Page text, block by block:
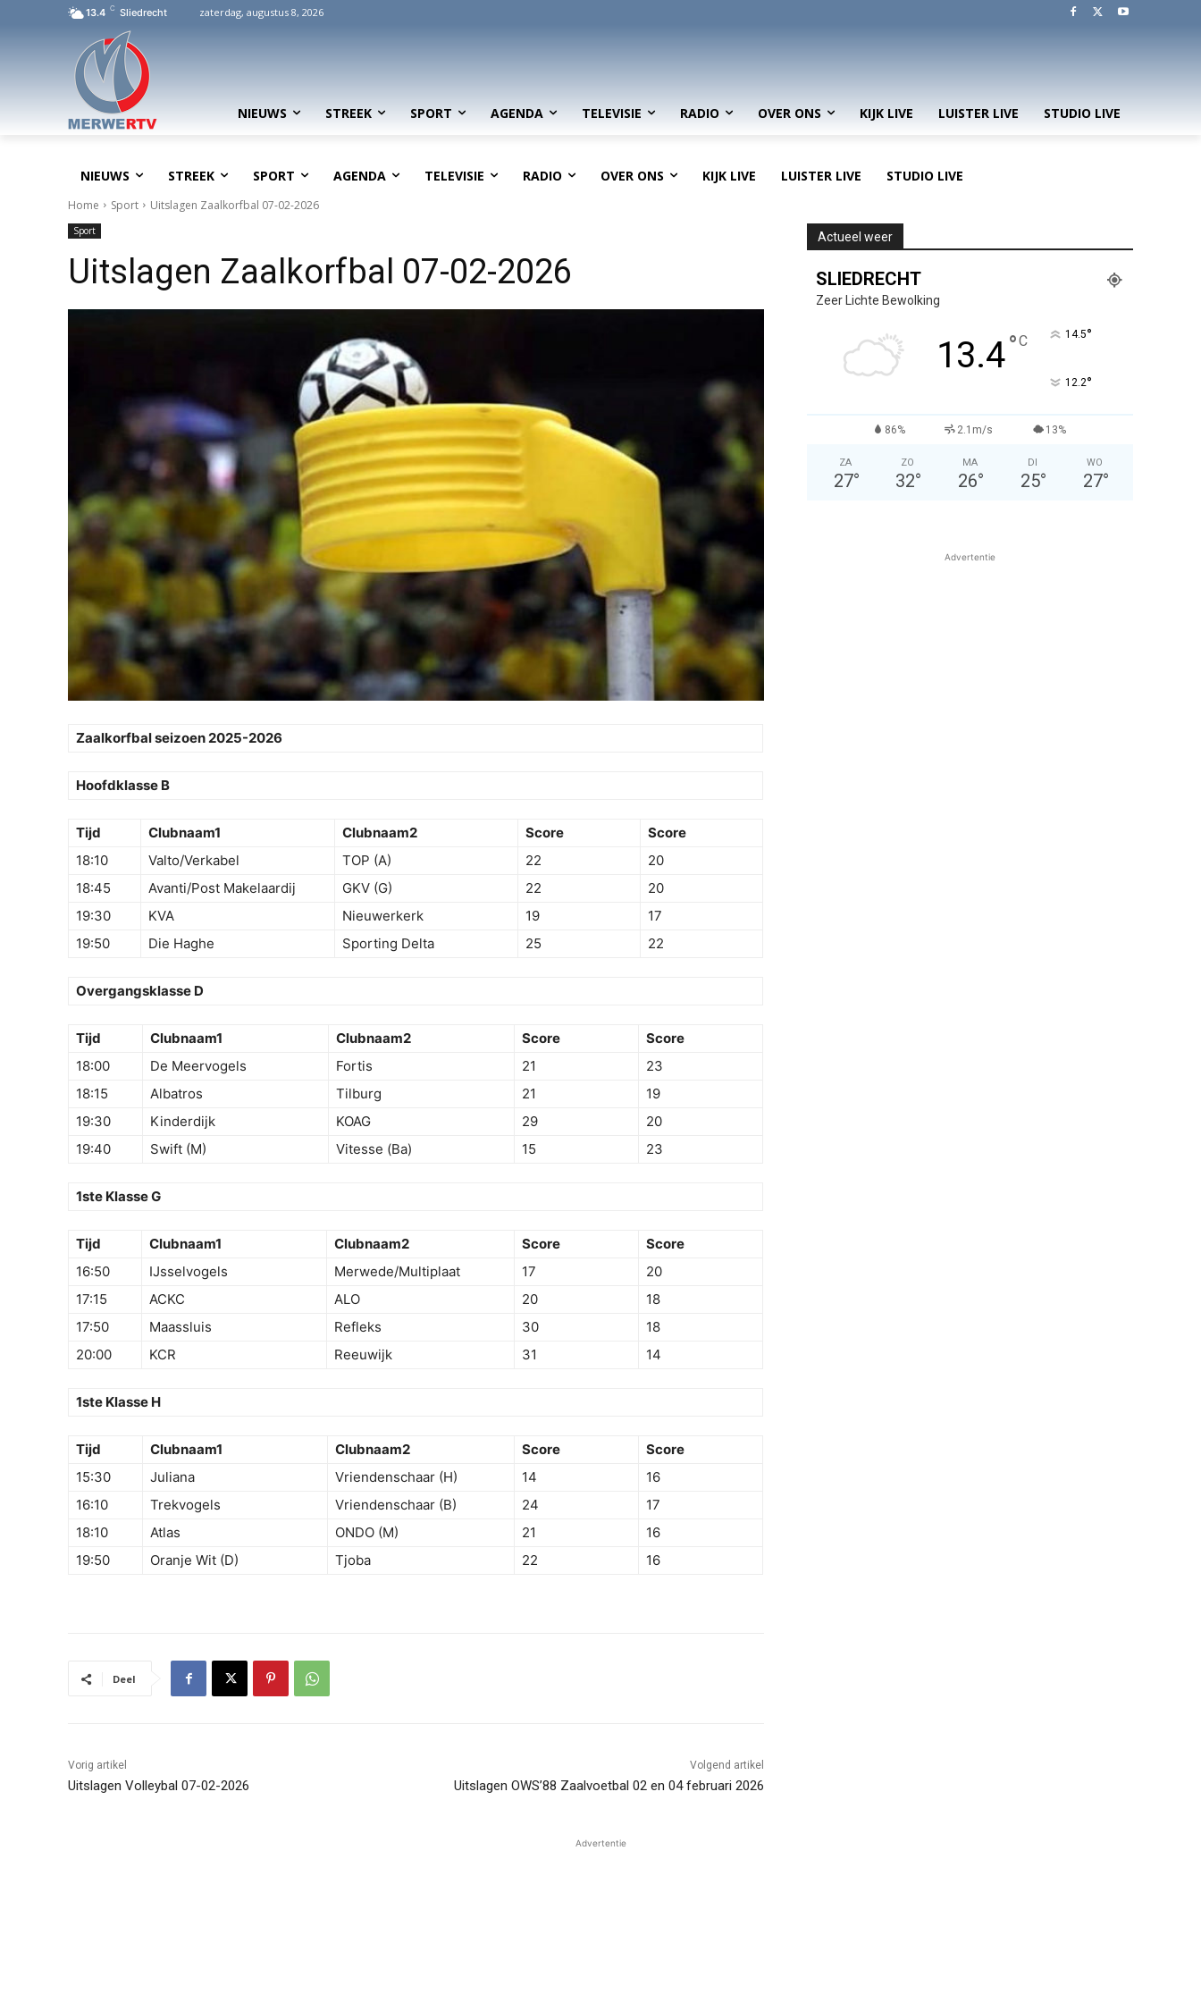
13.4 C Sliedrecht zaterdag, augustus 8, 2026
NIEUWS STREEK SPORT AGENDA TELEVISIE RADIO OVER ONS KIJK LIVE LUISTER LIVE STUDIO LIVE
NIEUWS STREEK SPORT AGENDA TELEVISIE RADIO OVER ONS KIJK LIVE LUISTER LIVE STUDIO LIVE
Home Sport Uitslagen Zaalkorfbal 07-02-2026
Sport
Uitslagen Zaalkorfbal 07-02-2026
Zaalkorfbal seizoen 2025-2026
Hoofdklasse B
Tijd Clubnaam1 Clubnaam2 Score
Score
18:10
Valto/Verkabel TOP (A) 22
20
18:45
Avanti/Post Makelaardij GKV (G) 22
20
19:30
KVA Nieuwerkerk 19
17
19:50
Die Haghe Sporting Delta 25 22
Overgangsklasse D
Tijd Clubnaam1 Clubnaam2 Score
Score
18:00
De Meervogels Fortis 21
23
18:15
Albatros Tilburg 21
19
19:30
Kinderdijk KOAG 29
20
19:40
Swift (M) Vitesse (Ba) 15 23
1ste Klasse G
Tijd Clubnaam1 Clubnaam2 Score
Score
16:50
IJsselvogels Merwede/Multiplaat 17
20
17:15
ACKC ALO 20
18
17:50
Maassluis Refleks 30
18
20:00
KCR Reeuwijk 31 14
1ste Klasse H
Tijd Clubnaam1 Clubnaam2 Score
Score
15:30
Juliana Vriendenschaar (H) 14
16
16:10
Trekvogels Vriendenschaar (B) 24
17
18:10
Atlas ONDO (M) 21
16
19:50
Oranje Wit (D) Tjoba 22 16
Deel
Vorig artikel
Uitslagen Volleybal 07-02-2026
Volgend artikel
Uitslagen OWS’88 Zaalvoetbal 02 en 04 februari 2026
Actueel weer
SLIEDRECHT
Zeer Lichte Bewolking
13.4°C 14.5°
12.2°
86% 2.1m/s 13%
ZA
27°
ZO
32°
MA
26°
DI
25°
WO
27°
Advertentie
Advertentie